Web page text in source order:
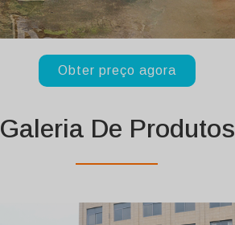
Obter preço agora
Galeria De Produtos